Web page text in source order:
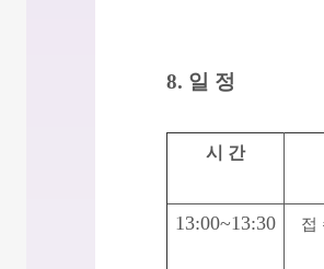
8. 일 정
시 간
13:00~13:30 접